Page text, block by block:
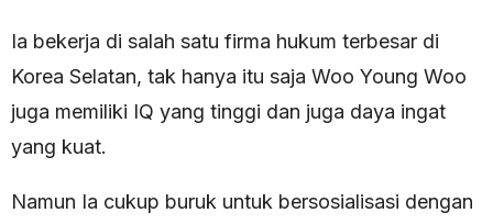
Ia bekerja di salah satu firma hukum terbesar di
Korea Selatan, tak hanya itu saja Woo Young Woo
juga memiliki IQ yang tinggi dan juga daya ingat
yang kuat.
Namun Ia cukup buruk untuk bersosialisasi dengan